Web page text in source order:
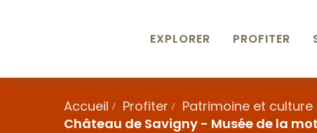
EXPLORER PROFITER
Accueil Profiter
Patrimoine et
Château de Savigny - Musée de la